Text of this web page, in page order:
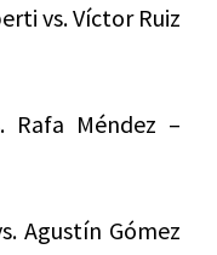
vs. Víctor Ruiz
Rafa Méndez –
Agustín Gómez